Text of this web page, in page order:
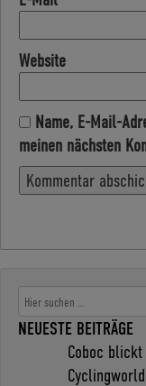
Website
Name, E-Mail-
meinen nächsten
NEUESTE BEITRÄGE
Coboc